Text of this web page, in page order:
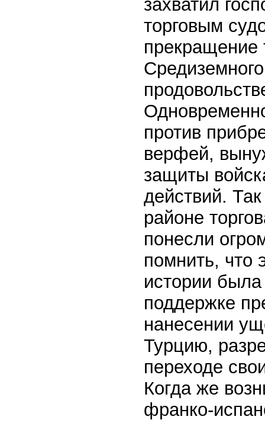
захватил
торговым
прекращение
против
верфей,
защиты
действий.
районе
понесли
помнить, что
истории
поддержке
нанесении
Турцию,
переходе
Когда же
франко-